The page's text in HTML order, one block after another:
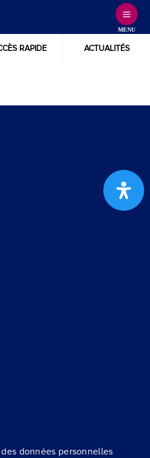
MENU
RAPIDE ACTUALITÉS
données personnelles